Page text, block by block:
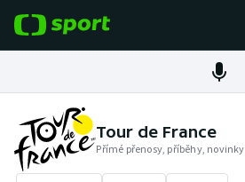
Fotbal
Hokej
Tour de France
Přímé přenosy, příběhy, novinky